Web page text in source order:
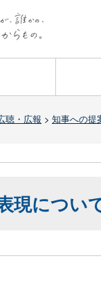
聴・広報 > 知事への提
現につい